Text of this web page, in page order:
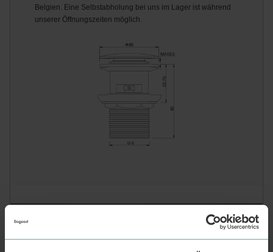
Belgien. Eine Selbstabholung bei uns im Lager ist während
unserer Öffnungszeiten möglich.
Produktstruktur